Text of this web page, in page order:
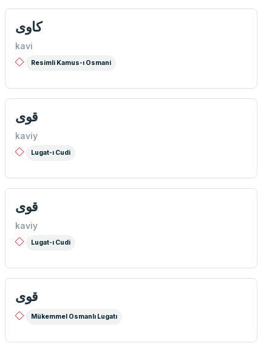
كاوی
kavi
Resimli Kamus-ı Osmani
قوی
kaviy
Lugat-ı Cudi
قوی
kaviy
Lugat-ı Cudi
قوی
Mükemmel Osmanlı Lugatı